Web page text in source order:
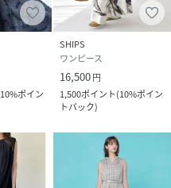
10%ポイン
SHIPS
ワンピース
16,500円
1,500ポイント(10%ポイン
トバック)